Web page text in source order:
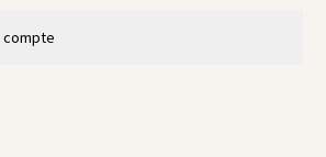
compte